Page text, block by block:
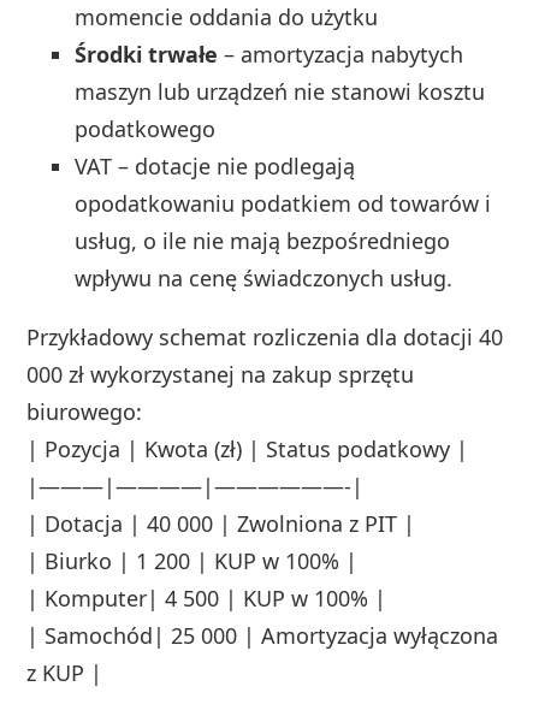
momencie oddania do użytku
Środki trwałe – amortyzacja nabytych
maszyn lub urządzeń nie stanowi kosztu
podatkowego
VAT – dotacje nie podlegają
opodatkowaniu podatkiem od towarów i
usług, o ile nie mają bezpośredniego
wpływu na cenę świadczonych usług.
Przykładowy schemat rozliczenia dla dotacji 40
000 zł wykorzystanej na zakup sprzętu
biurowego:
| Pozycja | Kwota (zł) | Status podatkowy |
|———|————|——————-|
| Dotacja | 40 000 | Zwolniona z PIT |
| Biurko | 1 200 | KUP w 100% |
| Komputer| 4 500 | KUP w 100% |
| Samochód| 25 000 | Amortyzacja wyłączona
z KUP |